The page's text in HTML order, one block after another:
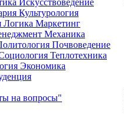
Искусствоведение
Культурология
Логика Маркетинг
Механика
Почвоведение
Теплотехника
Экономика
на вопросы"